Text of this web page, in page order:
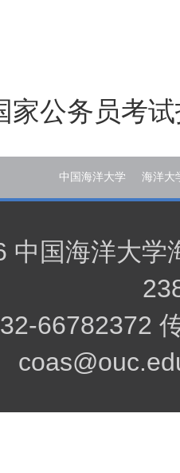
家公务员考
中国海洋大学 海洋大
中国海洋大学
66782372